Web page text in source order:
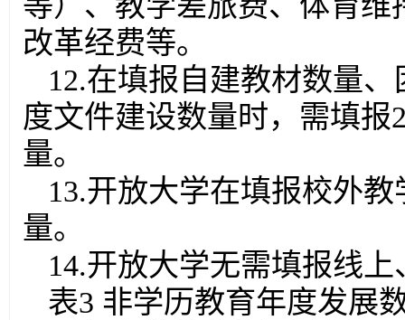
改革经费等。
12.在填报自建教材数量
度文件建设数量时，需填报
量。
13.开放大学在填报校外
量。
14.开放大学无需填报线
表3 非学历教育年度发展